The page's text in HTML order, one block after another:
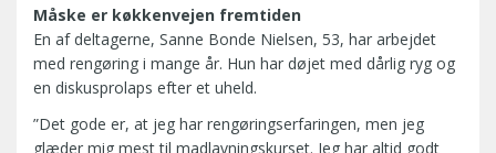
Måske er køkkenvejen fremtiden
En af deltagerne, Sanne Bonde Nielsen, 53, har arbejdet
med rengøring i mange år. Hun har døjet med dårlig ryg og
en diskusprolaps efter et uheld.
”Det gode er, at jeg har rengøringserfaringen, men jeg
glæder mig mest til madlavningskurset. Jeg har altid godt